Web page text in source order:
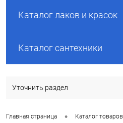
Каталог лаков и красок
Каталог сантехники
Уточнить раздел
Главная страница • Каталог товаров